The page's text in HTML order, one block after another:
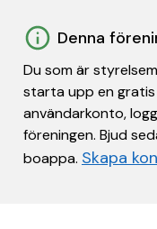
Denna
Du som är
starta upp en
användarkonto,
föreningen. Bjud
boappa. Skapa